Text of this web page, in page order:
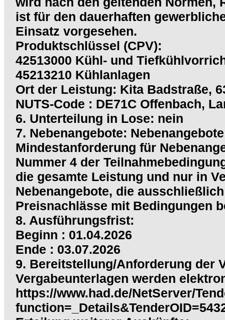
ist für den dauerhaften
Einsatz vorgesehen.
Produktschlüssel (CPV):
42513000 Kühl- und
45213210 Kühlanlagen
Ort der Leistung: Kita Badstraße,
NUTS-Code : DE71C Offenbach,
6. Unterteilung in Lose: nein
7. Nebenangebote:
Mindestanforderung für
Nummer 4 der
die gesamte Leistung und nur in
Nebenangebote, die ausschließlich
Preisnachlässe mit Bedingungen
8. Ausführungsfrist:
Beginn : 01.04.2026
Ende : 03.07.2026
9. Bereitstellung/Anforderung der
Vergabeunterlagen werden
https://www.had.de/NetServer/